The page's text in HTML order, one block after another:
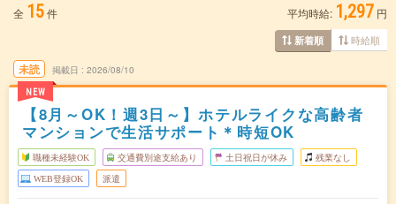
全 15件 平均時給: 1,297 円
新着順 時給順
未読
NEW
掲載日 2026/08/10
【8月～OK！週3日～】ホテルライクな高齢者
マンションで生活サポート＊時短OK
職種未経験OK 交通費別途支給あり 土日祝日が休み 残業なし
WEB登録OK 派遣